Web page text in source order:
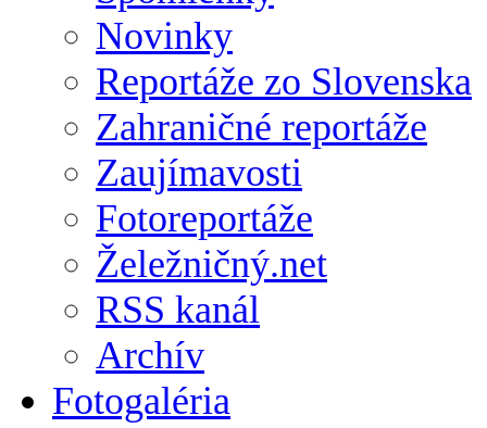
Novinky
Reportáže zo Slovenska
Zahraničné reportáže
Zaujímavosti
Fotoreportáže
Želežničný.net
RSS kanál
Archív
Fotogaléria